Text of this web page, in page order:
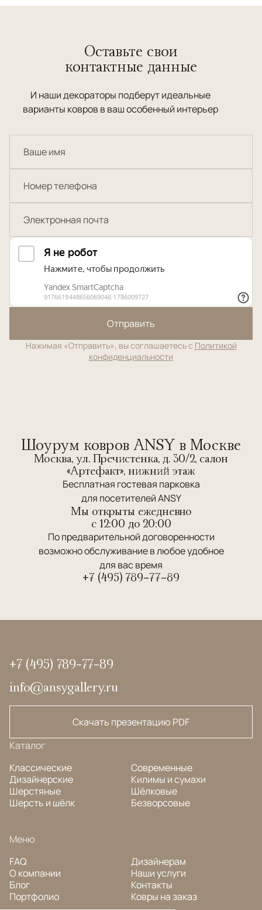
Оставьте свои
контактные данные
И наши декораторы подберут идеальные
варианты ковров в ваш особенный интерьер
Отправить
Нажимая «Отправить», вы соглашаетесь с Политикой
конфиденциальности
Шоурум ковров ANSY в Москве
Москва, ул. Пречистенка, д. 30/2, салон
«Артефакт», нижний этаж
Бесплатная гостевая парковка
для посетителей ANSY
Мы открыты ежедневно
c 12:00 до 20:00
По предварительной договоренности
возможно обслуживание в любое удобное
для вас время
+7 (495) 789-77-89
+7 (495) 789-77-89
info@ansygallery.ru
Скачать презентацию PDF
Каталог
Классические
Дизайнерские
Шерстяные
Шерсть и шёлк
Современные
Килимы и сумахи
Шёлковые
Безворсовые
Меню
FAQ
О компании
Блог
Портфолио
Дизайнерам
Наши услуги
Контакты
Ковры на заказ